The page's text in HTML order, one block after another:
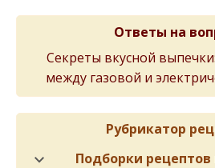
Ответы на
Секреты вкусной
между газовой и
Рубрикатор
Подборки